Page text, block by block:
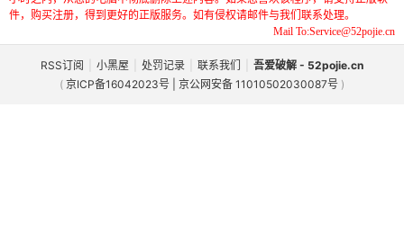
件，购买注册，得到更好的正版服务。如有侵权请邮件与我们联系处理。
Mail To:Service@52pojie.cn
RSS订阅 小黑屋 处罚记录 联系我们
吾爱破解 - 52pojie.cn
( 京ICP备16042023号 | 京公网安备 11010502030087号 )